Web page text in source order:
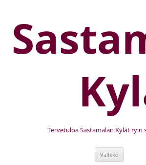
Tervetuloa Sastamalan Kylät ry:n
Valikko